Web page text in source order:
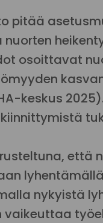
pitää
osoittavat
keskus
että
nykyistä
vaikeuttaa